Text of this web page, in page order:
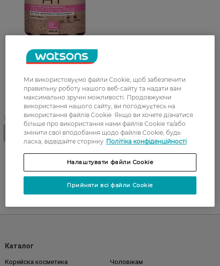
волосся Hair Trend Color
Protection 400 мл
Каталог
Корейска косметика Чоловікам
Ми використовуємо файли Cookie, щоб забезпечити
правильну роботу нашого веб-сайту та надати вам
максимально зручні можливості. Продовжуючи
використання нашого сайту, ви погоджуєтесь на
використання файлів Cookie. Якщо ви хочете дізнатися
більше про використання нами файлів Cookie та/або
змінити свої вподобання щодо файлів Cookie, будь
ласка, відвідайте сторінку Політіка конфіденційності
Налаштувати файли Cookie
Прийняти всі файли Cookie